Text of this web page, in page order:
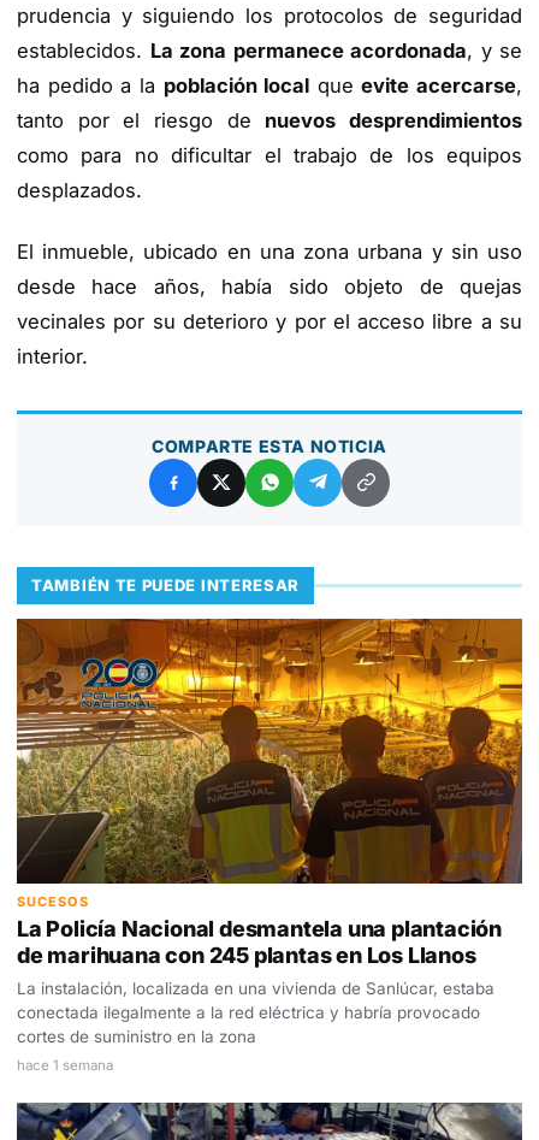
prudencia y siguiendo los protocolos de seguridad
establecidos. La zona permanece acordonada, y se
ha pedido a la población local queevite acercarse,
tanto por el riesgo de nuevos desprendimientos
como para no dificultar el trabajo de los equipos
desplazados.
El inmueble, ubicado en una zona urbana y sin uso
desde hace años, había sido objeto de quejas
vecinales por su deterioro y por el acceso libre a su
interior.
COMPARTE ESTA NOTICIA
TAMBIÉN TE PUEDE INTERESAR
SUCESOS
La Policía Nacional desmantela una plantación
de marihuana con 245 plantas en Los Llanos
La instalación, localizada en una vivienda de Sanlúcar, estaba
conectada ilegalmente a la red eléctrica y habría provocado
cortes de suministro en la zona
hace 1 semana